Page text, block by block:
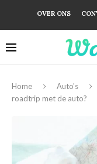
OVER ONS
Home Auto's
roadtrip met de auto?